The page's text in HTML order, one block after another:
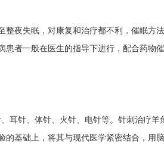
夜失眠，对康复和治疗都不利，催眠方
者一般在医生的指导下进行，配合药物催
耳针、体针、火针、电针等。针刺治疗羊
基础上，将其与现代医学紧密结合，用